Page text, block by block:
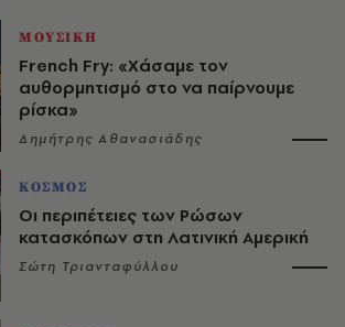
ΜΟΥΣΙΚΗ
French Fry: «Χάσαμε τον
αυθορμητισμό στο να παίρνουμε
ρίσκα»
Δημήτρης Αθανασιάδης
ΚΟΣΜΟΣ
Οι περιπέτειες των Ρώσων
κατασκόπων στη Λατινική Αμερική
Σώτη Τριανταφύλλου